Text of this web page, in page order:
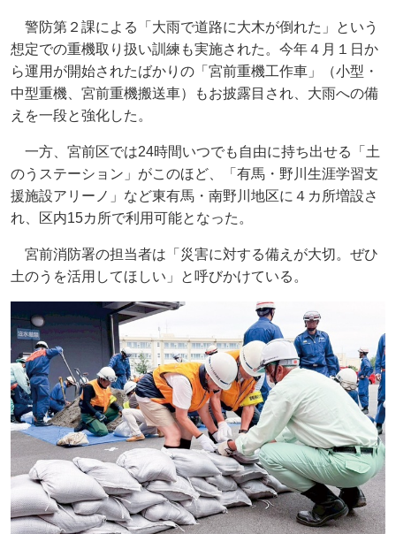
警防第２課による「大雨で道路に大木が倒れた」という
想定での重機取り扱い訓練も実施された。今年４月１日か
ら運用が開始されたばかりの「宮前重機工作車」（小型・
中型重機、宮前重機搬送車）もお披露目され、大雨への備
えを一段と強化した。
一方、宮前区では24時間いつでも自由に持ち出せる「土
のうステーション」がこのほど、「有馬・野川生涯学習支
援施設アリーノ」など東有馬・南野川地区に４カ所増設さ
れ、区内15カ所で利用可能となった。
宮前消防署の担当者は「災害に対する備えが大切。ぜひ
土のうを活用してほしい」と呼びかけている。